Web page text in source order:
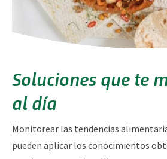
Soluciones que te
al día
Monitorear las tendencias
pueden aplicar los conocimientos